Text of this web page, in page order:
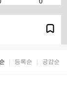
등록순 공감순